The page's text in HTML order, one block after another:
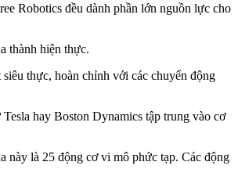
Robotics đều dành phần lớn nguồn lực cho
thành hiện thực.
thực, hoàn chỉnh với các chuyển động
hay Boston Dynamics tập trung vào cơ
này là 25 động cơ vi mô phức tạp. Các động